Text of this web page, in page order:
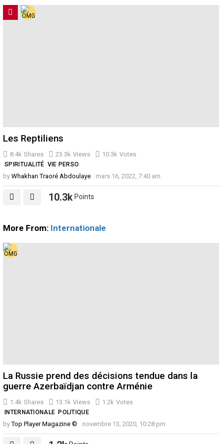
8.4k Shares 23.3k Views 10.3k Votes
SPIRITUALITÉ VIE PERSO
Les Reptiliens
by Whakhan Traoré Abdoulaye mars 16, 2022, 7:40 am
10.3kPoints
More From: Internationale
1.4k Shares 13.1k Views 1.2k Votes
INTERNATIONALE POLITIQUE
La Russie prend des décisions tendue dans la
guerre Azerbaïdjan contre Arménie
by Top Player Magazine © novembre 13, 2020, 10:28 pm